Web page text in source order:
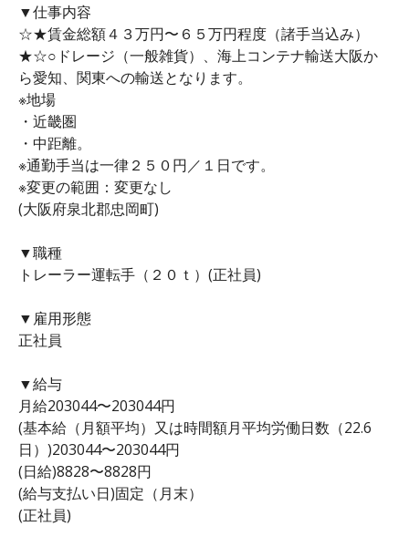
▼仕事内容
☆★賃金総額４３万円〜６５万円程度（諸手当込み）
★☆○ドレージ（一般雑貨）、海上コンテナ輸送大阪か
ら愛知、関東への輸送となります。
※地場
・近畿圏
・中距離。
※通勤手当は一律２５０円／１日です。
※変更の範囲：変更なし
(大阪府泉北郡忠岡町)
▼職種
トレーラー運転手（２０ｔ）(正社員)
▼雇用形態
正社員
▼給与
月給203044〜203044円
(基本給（月額平均）又は時間額月平均労働日数（22.6
日）)203044〜203044円
(日給)8828〜8828円
(給与支払い日)固定（月末）
(正社員)